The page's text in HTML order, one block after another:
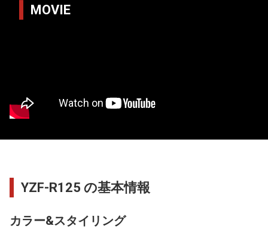
MOVIE
YZF-R125 の基本情報
カラー&スタイリング